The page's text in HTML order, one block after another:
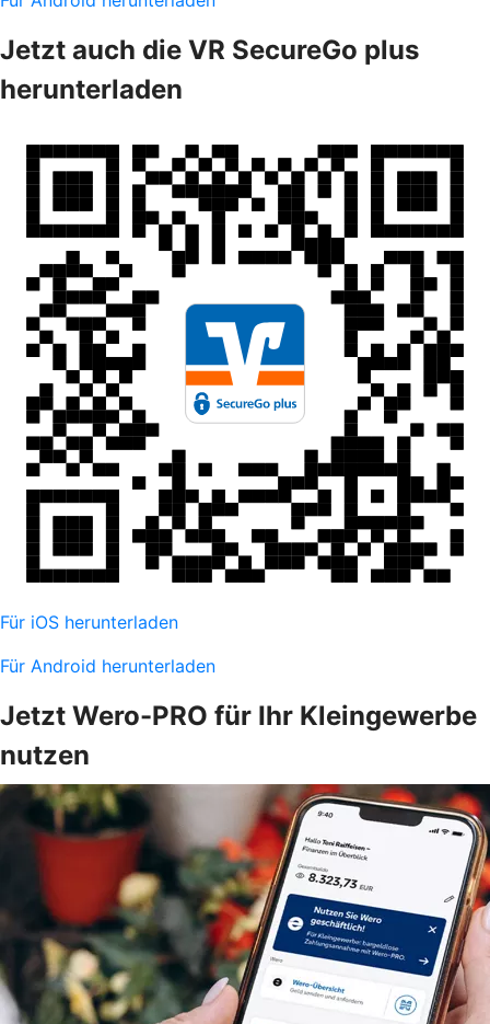
Jetzt auch die VR SecureGo plus
herunterladen
Für iOS herunterladen
Für Android herunterladen
Jetzt Wero-PRO für Ihr Kleingewerbe
nutzen